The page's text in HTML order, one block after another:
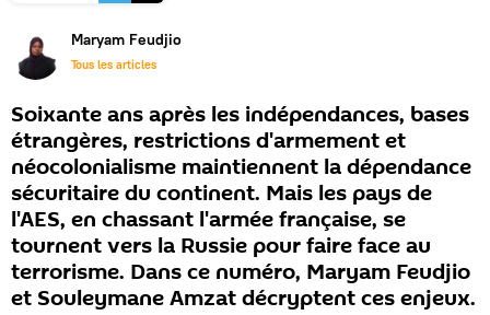
Maryam Feudjio
Tous les articles
Soixante ans après les indépendances, bases
étrangères, restrictions d'armement et
néocolonialisme maintiennent la dépendance
sécuritaire du continent. Mais les pays de
l'AES, en chassant l'armée française, se
tournent vers la Russie pour faire face au
terrorisme. Dans ce numéro, Maryam Feudjio
et Souleymane Amzat décryptent ces enjeux.